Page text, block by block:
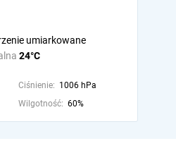
24°C
umiarkowane
Ciśnienie: 1006 hPa
Wilgotność: 60%